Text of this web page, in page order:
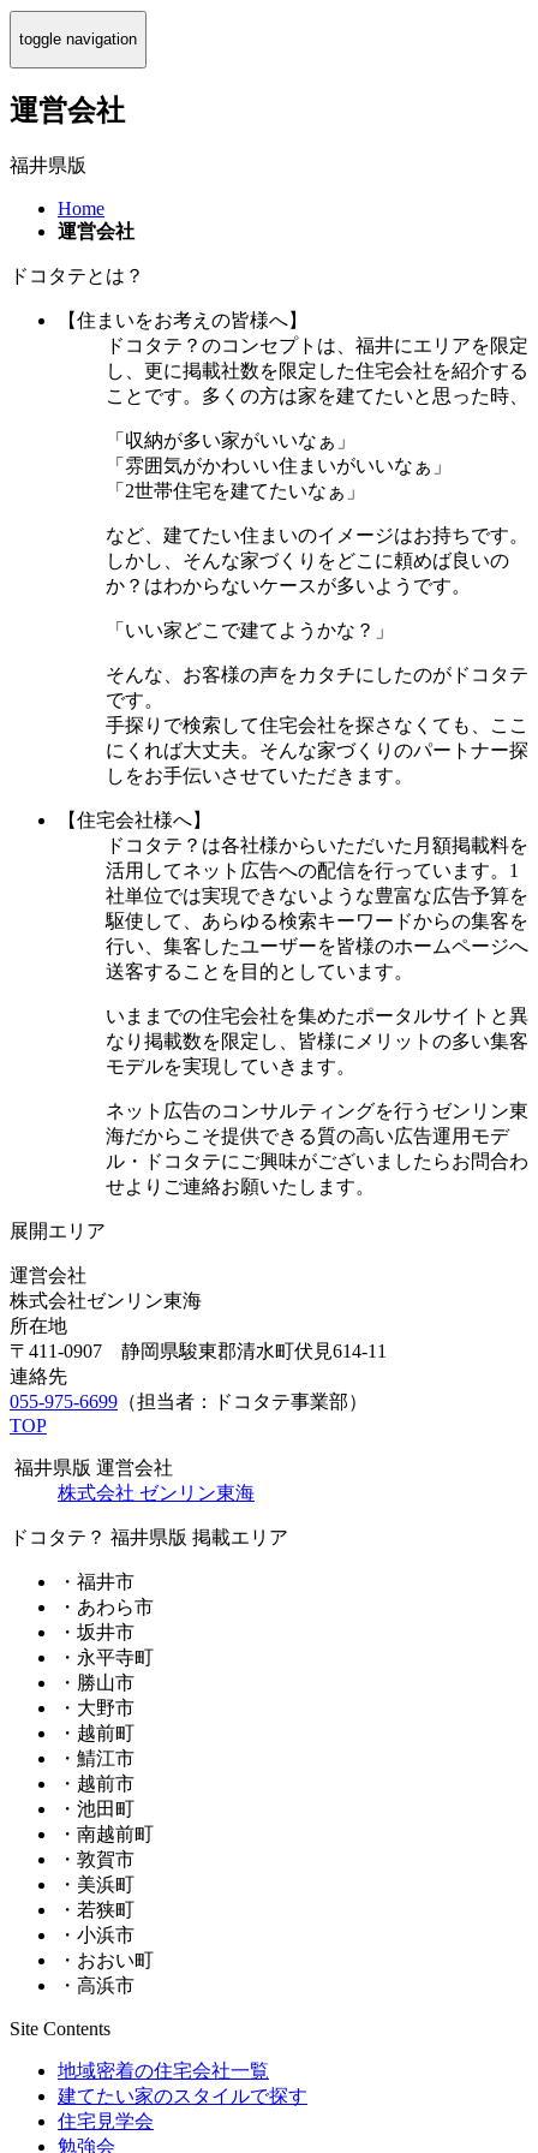
toggle navigation
運営会社
福井県版
Home
運営会社
ドコタテとは？
【住まいをお考えの皆様へ】
ドコタテ？のコンセプトは、福井にエリアを限定
し、更に掲載社数を限定した住宅会社を紹介する
ことです。多くの方は家を建てたいと思った時、
「収納が多い家がいいなぁ」
「雰囲気がかわいい住まいがいいなぁ」
「2世帯住宅を建てたいなぁ」
など、建てたい住まいのイメージはお持ちです。
しかし、そんな家づくりをどこに頼めば良いの
か？はわからないケースが多いようです。
「いい家どこで建てようかな？」
そんな、お客様の声をカタチにしたのがドコタテ
です。
手探りで検索して住宅会社を探さなくても、ここ
にくれば大丈夫。そんな家づくりのパートナー探
しをお手伝いさせていただきます。
【住宅会社様へ】
ドコタテ？は各社様からいただいた月額掲載料を
活用してネット広告への配信を行っています。1
社単位では実現できないような豊富な広告予算を
駆使して、あらゆる検索キーワードからの集客を
行い、集客したユーザーを皆様のホームページへ
送客することを目的としています。
いままでの住宅会社を集めたポータルサイトと異
なり掲載数を限定し、皆様にメリットの多い集客
モデルを実現していきます。
ネット広告のコンサルティングを行うゼンリン東
海だからこそ提供できる質の高い広告運用モデ
ル・ドコタテにご興味がございましたらお問合わ
せよりご連絡お願いたします。
展開エリア
運営会社
株式会社ゼンリン東海
所在地
〒411-0907 静岡県駿東郡清水町伏見614-11
連絡先
055-975-6699 （担当者：ドコタテ事業部）
TOP
福井県版 運営会社
株式会社 ゼンリン東海
ドコタテ？ 福井県版 掲載エリア
・福井市
・あわら市
・坂井市
・永平寺町
・勝山市
・大野市
・越前町
・鯖江市
・越前市
・池田町
・南越前町
・敦賀市
・美浜町
・若狭町
・小浜市
・おおい町
・高浜市
Site Contents
地域密着の住宅会社一覧
建てたい家のスタイルで探す
住宅見学会
勉強会